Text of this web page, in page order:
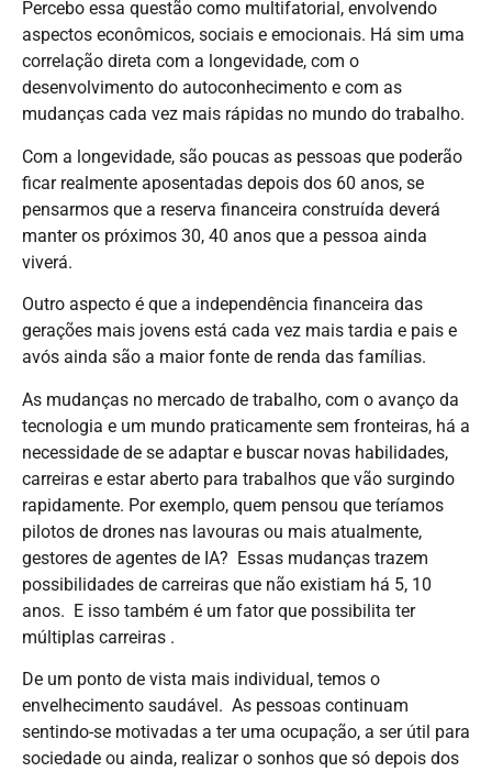
Percebo essa questão como multifatorial, envolvendo
aspectos econômicos, sociais e emocionais. Há sim uma
correlação direta com a longevidade, com o
desenvolvimento do autoconhecimento e com as
mudanças cada vez mais rápidas no mundo do trabalho.
Com a longevidade, são poucas as pessoas que poderão
ficar realmente aposentadas depois dos 60 anos, se
pensarmos que a reserva financeira construída deverá
manter os próximos 30, 40 anos que a pessoa ainda
viverá.
Outro aspecto é que a independência financeira das
gerações mais jovens está cada vez mais tardia e pais e
avós ainda são a maior fonte de renda das famílias.
As mudanças no mercado de trabalho, com o avanço da
tecnologia e um mundo praticamente sem fronteiras, há a
necessidade de se adaptar e buscar novas habilidades,
carreiras e estar aberto para trabalhos que vão surgindo
rapidamente. Por exemplo, quem pensou que teríamos
pilotos de drones nas lavouras ou mais atualmente,
gestores de agentes de IA? Essas mudanças trazem
possibilidades de carreiras que não existiam há 5, 10
anos. E isso também é um fator que possibilita ter
múltiplas carreiras .
De um ponto de vista mais individual, temos o
envelhecimento saudável. As pessoas continuam
sentindo-se motivadas a ter uma ocupação, a ser útil para
sociedade ou ainda, realizar o sonhos que só depois dos